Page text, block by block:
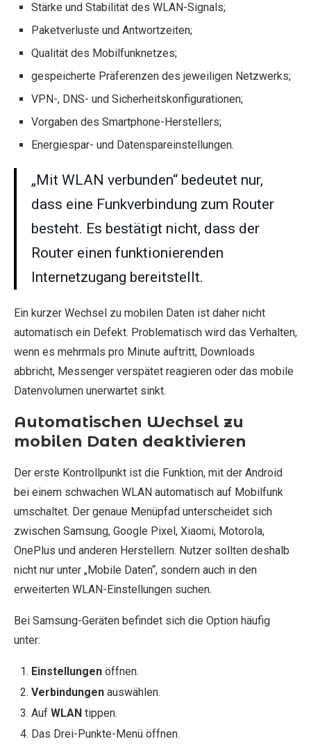
Stärke und Stabilität des WLAN-Signals;
Paketverluste und Antwortzeiten;
Qualität des Mobilfunknetzes;
gespeicherte Präferenzen des jeweiligen Netzwerks;
VPN-, DNS- und Sicherheitskonfigurationen;
Vorgaben des Smartphone-Herstellers;
Energiespar- und Datenspareinstellungen.
„Mit WLAN verbunden“ bedeutet nur,
dass eine Funkverbindung zum Router
besteht. Es bestätigt nicht, dass der
Router einen funktionierenden
Internetzugang bereitstellt.
Ein kurzer Wechsel zu mobilen Daten ist daher nicht
automatisch ein Defekt. Problematisch wird das Verhalten,
wenn es mehrmals pro Minute auftritt, Downloads
abbricht, Messenger verspätet reagieren oder das mobile
Datenvolumen unerwartet sinkt.
Automatischen Wechsel zu
mobilen Daten deaktivieren
Der erste Kontrollpunkt ist die Funktion, mit der Android
bei einem schwachen WLAN automatisch auf Mobilfunk
umschaltet. Der genaue Menüpfad unterscheidet sich
zwischen Samsung, Google Pixel, Xiaomi, Motorola,
OnePlus und anderen Herstellern. Nutzer sollten deshalb
nicht nur unter „Mobile Daten“, sondern auch in den
erweiterten WLAN-Einstellungen suchen.
Bei Samsung-Geräten befindet sich die Option häufig
unter:
Einstellungen öffnen.
Verbindungen auswählen.
Auf WLAN tippen.
Das Drei-Punkte-Menü öffnen.